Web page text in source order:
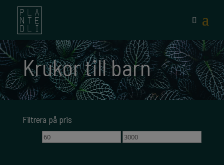
Krukor till barn
Filtrera på pris
Min
Max